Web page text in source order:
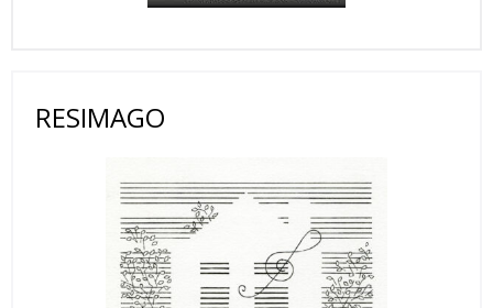
RESIMAGO